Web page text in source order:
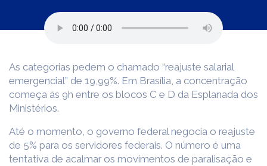
As categorias pedem o chamado “reajuste salarial
emergencial” de 19,99%. Em Brasília, a concentração
começa às 9h entre os blocos C e D da Esplanada dos
Ministérios.
Até o momento, o governo federal negocia o reajuste
de 5% para os servidores federais. O número é uma
tentativa de acalmar os movimentos de paralisação e